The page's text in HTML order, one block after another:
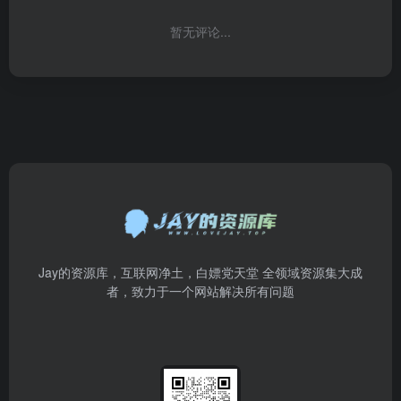
暂无评论...
Jay的资源库，互联网净土，白嫖党天堂 全领域资源集大成
者，致力于一个网站解决所有问题